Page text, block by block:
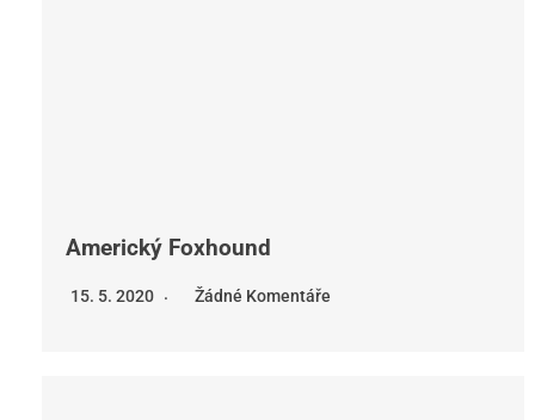
Americký Foxhound
15. 5. 2020 Žádné Komentáře